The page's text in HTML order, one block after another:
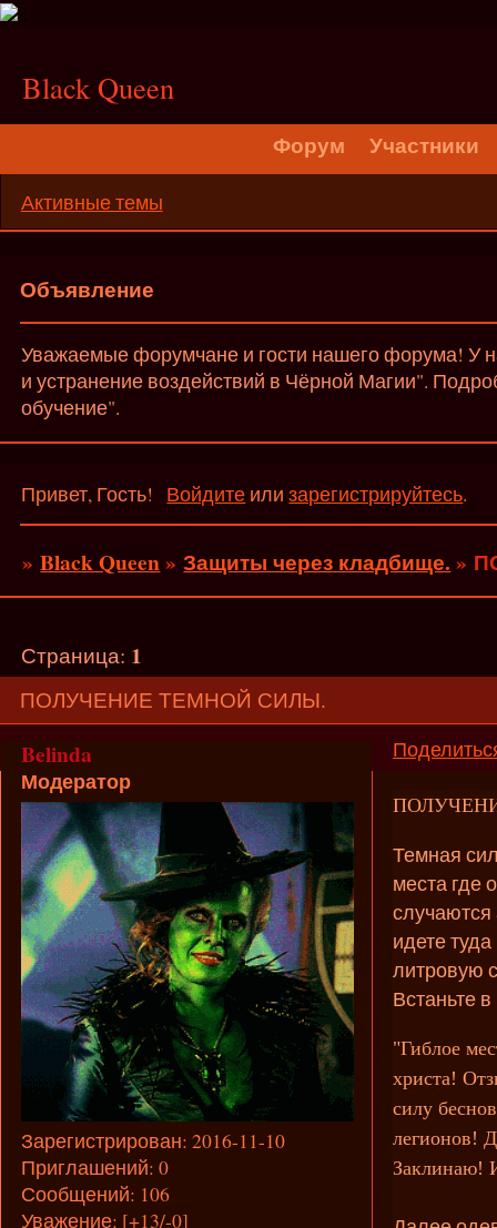
Black Queen
Форум Участники
Активные темы
Объявление
Уважаемые форумчане и гости нашего форума! У
и устранение воздействий в Чёрной Магии".
обучение".
Привет, Гость! Войдите илизарегистрируйтесь.
»Black Queen»Защиты через кладбище. »
ПОЛУЧЕНИЕ ТЕМНОЙ СИЛЫ.
Страница: 1
Belinda
Модератор
Зарегистрирован: 2016-11-10
Приглашений: 0
Сообщений: 106
Уважение: [+13/-0]
Темная
места где
случаются
идете
литровую
Встаньте
"Гиблое
христа!
силу
легионов!
Заклинаю!